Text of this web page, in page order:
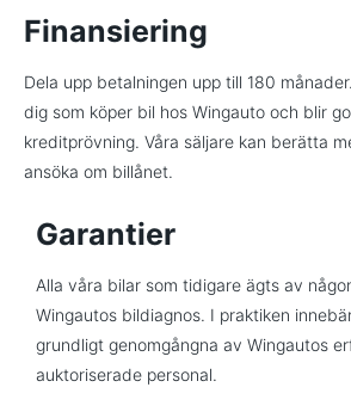
Finansiering
Dela upp betalningen upp till 180
dig som köper bil hos Wingauto och blir
kreditprövning. Våra säljare kan berätta
ansöka om billånet.
Garantier
Alla våra bilar som tidigare ägts av
Wingautos bildiagnos. I praktiken
grundligt genomgångna av Wingautos
auktoriserade personal.